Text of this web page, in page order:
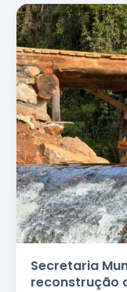
Secretaria
reconstrução